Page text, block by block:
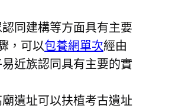
同建構等方面具有主要
，可以包養網單次經由
近族認同具有主要的實
遺址可以扶植考古遺址